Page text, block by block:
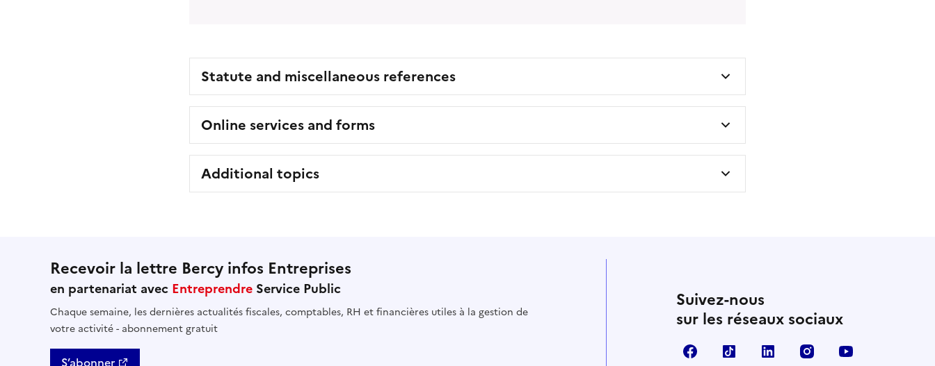
Statute and miscellaneous references
Online services and forms
Additional topics
Recevoir la lettre Bercy infos Entreprises
en partenariat avec Entreprendre Service Public
Chaque semaine, les dernières actualités fiscales, comptables, RH et financières utiles à la gestion de
votre activité - abonnement gratuit
Suivez-nous
sur les réseaux sociaux
FacebookTikTok Linkedin Instagram